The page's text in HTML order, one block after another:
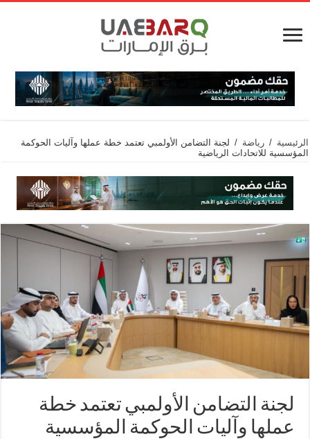
الرئيسية / رياضة / لجنة التضامن الأولمبي تعتمد خطة عملها وآليات الحوكمة
المؤسسية للاتحادات الرياضية
لجنة التضامن الأولمبي تعتمد خطة
عملها وآليات الحوكمة المؤسسية